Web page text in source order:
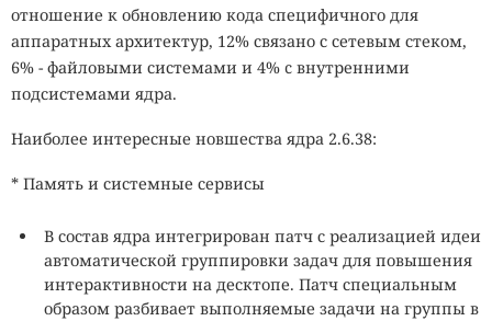
отношение к обновлению кода специфичного для
аппаратных архитектур, 12% связано с сетевым стеком,
6% - файловыми системами и 4% c внутренними
подсистемами ядра.
Наиболее интересные новшества ядра 2.6.38:
* Память и системные сервисы
В состав ядра интегрирован патч с реализацией идеи
автоматической группировки задач для повышения
интерактивности на десктопе. Патч специальным
образом разбивает выполняемые задачи на группы в